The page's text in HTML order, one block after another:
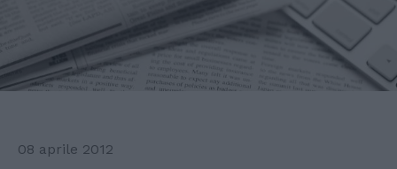
08 aprile 2012